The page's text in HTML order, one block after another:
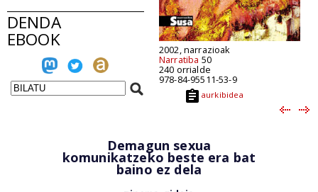
DENDA
EBOOK 2002, narrazioak
Narratiba 50
240 orrialde
978-84-95511-53-9
aurkibidea
Demagun sexua
komunikatzeko beste era bat
baino ez dela